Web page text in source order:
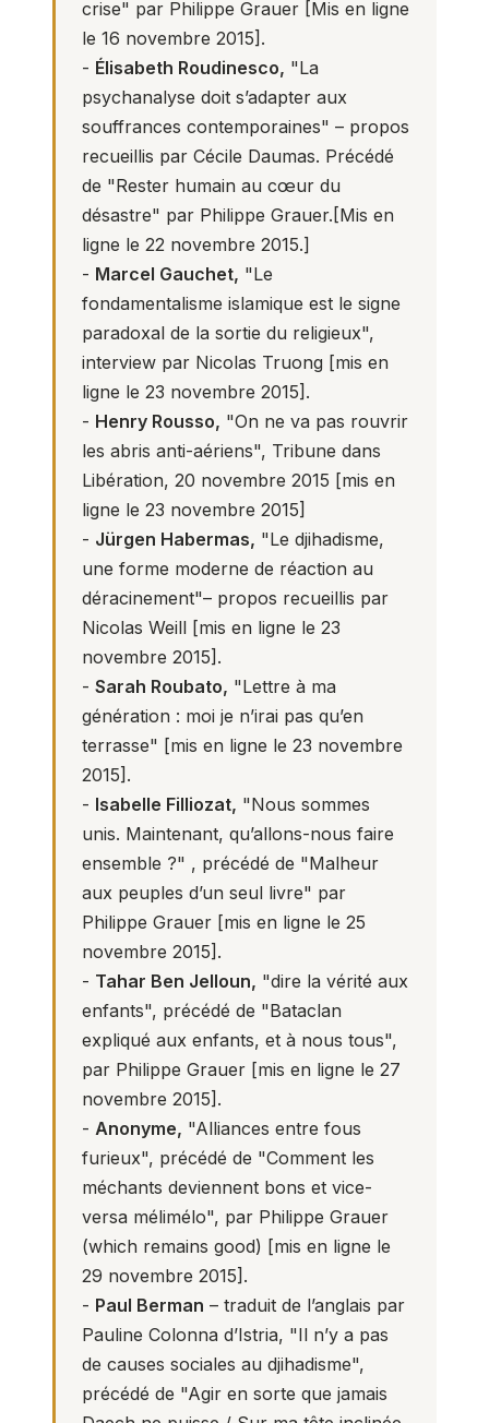
crise" par Philippe Grauer [Mis en ligne
le 16 novembre 2015].
- Élisabeth Roudinesco, "La
psychanalyse doit s’adapter aux
souffrances contemporaines" – propos
recueillis par Cécile Daumas. Précédé
de "Rester humain au cœur du
désastre" par Philippe Grauer.[Mis en
ligne le 22 novembre 2015.]
- Marcel Gauchet, "Le
fondamentalisme islamique est le signe
paradoxal de la sortie du religieux",
interview par Nicolas Truong [mis en
ligne le 23 novembre 2015].
- Henry Rousso, "On ne va pas rouvrir
les abris anti-aériens", Tribune dans
Libération, 20 novembre 2015 [mis en
ligne le 23 novembre 2015]
- Jürgen Habermas, "Le djihadisme,
une forme moderne de réaction au
déracinement"– propos recueillis par
Nicolas Weill [mis en ligne le 23
novembre 2015].
- Sarah Roubato, "Lettre à ma
génération : moi je n’irai pas qu’en
terrasse" [mis en ligne le 23 novembre
2015].
- Isabelle Filliozat, "Nous sommes
unis. Maintenant, qu’allons-nous faire
ensemble ?" , précédé de "Malheur
aux peuples d’un seul livre" par
Philippe Grauer [mis en ligne le 25
novembre 2015].
- Tahar Ben Jelloun, "dire la vérité aux
enfants", précédé de "Bataclan
expliqué aux enfants, et à nous tous",
par Philippe Grauer [mis en ligne le 27
novembre 2015].
- Anonyme, "Alliances entre fous
furieux", précédé de "Comment les
méchants deviennent bons et vice-
versa mélimélo", par Philippe Grauer
(which remains good) [mis en ligne le
29 novembre 2015].
- Paul Berman – traduit de l’anglais par
Pauline Colonna d’Istria, "Il n’y a pas
de causes sociales au djihadisme",
précédé de "Agir en sorte que jamais